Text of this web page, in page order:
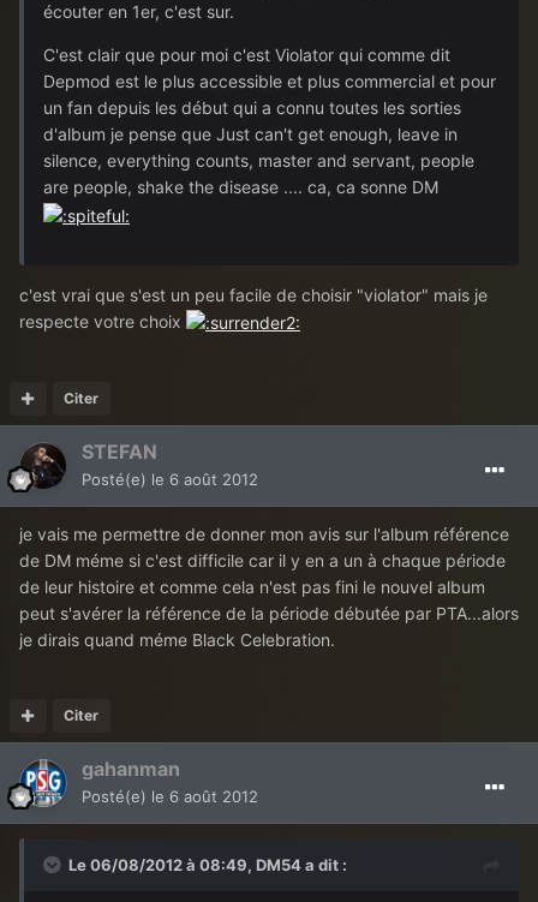
écouter en 1er, c'est sur.
C'est clair que pour moi c'est Violator qui comme dit
Depmod est le plus accessible et plus commercial et pour
un fan depuis les début qui a connu toutes les sorties
d'album je pense que Just can't get enough, leave in
silence, everything counts, master and servant, people
are people, shake the disease .... ca, ca sonne DM
c'est vrai que s'est un peu facile de choisir "violator" mais je
respecte votre choix
Citer
STEFAN
Posté(e) le 6 août 2012
je vais me permettre de donner mon avis sur l'album référence
de DM méme si c'est difficile car il y en a un à chaque période
de leur histoire et comme cela n'est pas fini le nouvel album
peut s'avérer la référence de la période débutée par PTA...alors
je dirais quand méme Black Celebration.
Citer
gahanman
Posté(e) le 6 août 2012
Le 06/08/2012 à 08:49, DM54 a dit :